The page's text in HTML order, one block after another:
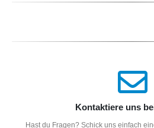
Kontaktiere uns
Hast du Fragen? Schick uns einfach